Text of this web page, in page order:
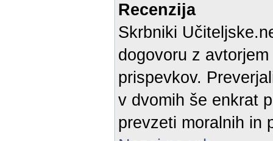
Recenzija
Skrbniki
dogovoru z
prispevkov.
v dvomih še enkrat
prevzeti moralnih in